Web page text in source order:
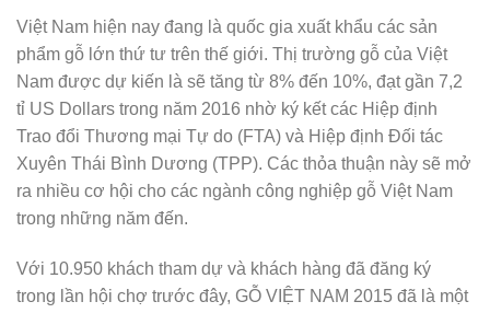
Việt Nam hiện nay đang là quốc gia xuất khẩu các sản
phẩm gỗ lớn thứ tư trên thế giới. Thị trường gỗ của Việt
Nam được dự kiến là sẽ tăng từ 8% đến 10%, đạt gần 7,2
tỉ US Dollars trong năm 2016 nhờ ký kết các Hiệp định
Trao đổi Thương mại Tự do (FTA) và Hiệp định Đối tác
Xuyên Thái Bình Dương (TPP). Các thỏa thuận này sẽ mở
ra nhiều cơ hội cho các ngành công nghiệp gỗ Việt Nam
trong những năm đến.
Với 10.950 khách tham dự và khách hàng đã đăng ký
trong lần hội chợ trước đây, GỖ VIỆT NAM 2015 đã là một